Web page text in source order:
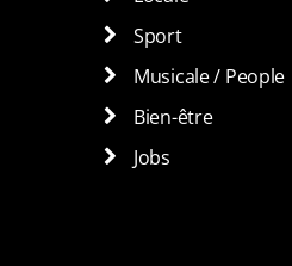
Sport
Musicale / People
Bien-être
Jobs